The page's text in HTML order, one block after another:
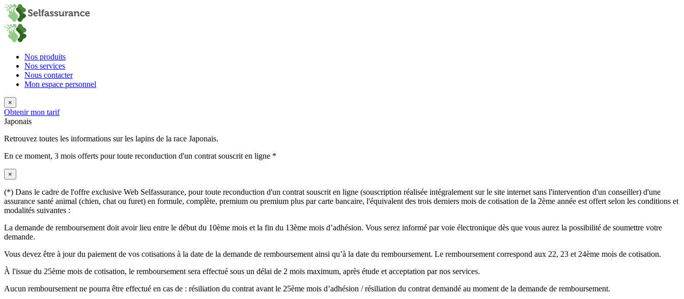
Nos produits
Nos services
Nous contacter
Mon espace personnel
×
Obtenir mon tarif
Japonais
Retrouvez toutes les informations sur les lapins de la race Japonais.
En ce moment, 3 mois offerts pour toute reconduction d'un contrat souscrit en ligne *
×
(*) Dans le cadre de l'offre exclusive Web Selfassurance, pour toute reconduction d'un contrat souscrit en ligne (souscription réalisée intégralement sur le site internet sans l'intervention d'un conseiller) d'une
assurance santé animal (chien, chat ou furet) en formule, complète, premium ou premium plus par carte bancaire, l'équivalent des trois derniers mois de cotisation de la 2ème année est offert selon les conditions et
modalités suivantes :
La demande de remboursement doit avoir lieu entre le début du 10ème mois et la fin du 13ème mois d’adhésion. Vous serez informé par voie électronique dès que vous aurez la possibilité de soumettre votre
demande.
Vous devez être à jour du paiement de vos cotisations à la date de la demande de remboursement ainsi qu’à la date du remboursement. Le remboursement correspond aux 22, 23 et 24ème mois de cotisation.
À l'issue du 25ème mois de cotisation, le remboursement sera effectué sous un délai de 2 mois maximum, après étude et acceptation par nos services.
Aucun remboursement ne pourra être effectué en cas de : résiliation du contrat avant le 25ème mois d’adhésion / résiliation du contrat demandé au moment de la demande de remboursement.